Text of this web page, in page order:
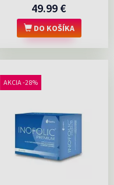
49.99 €
DO KOŠÍKA
AKCIA -28%